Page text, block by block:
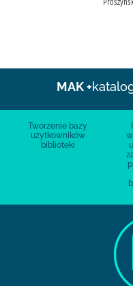
MAK +
Tworzenie bazy
użytkowników
biblioteki